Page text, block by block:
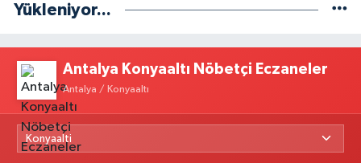
Yükleniyor...
Antalya Konyaaltı Nöbetçi Eczaneler
Antalya / Konyaaltı